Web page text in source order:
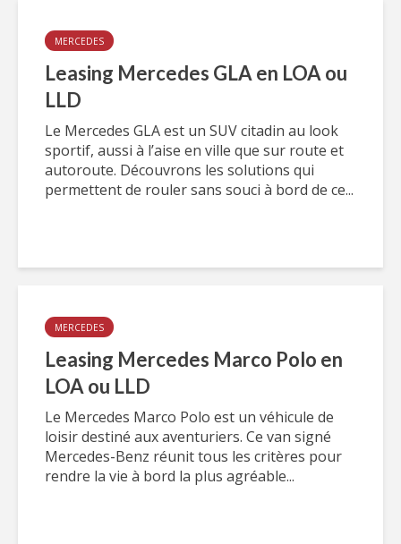
MERCEDES
Leasing Mercedes GLA en LOA ou
LLD
Le Mercedes GLA est un SUV citadin au look
sportif, aussi à l’aise en ville que sur route et
autoroute. Découvrons les solutions qui
permettent de rouler sans souci à bord de ce...
MERCEDES
Leasing Mercedes Marco Polo en
LOA ou LLD
Le Mercedes Marco Polo est un véhicule de
loisir destiné aux aventuriers. Ce van signé
Mercedes-Benz réunit tous les critères pour
rendre la vie à bord la plus agréable...